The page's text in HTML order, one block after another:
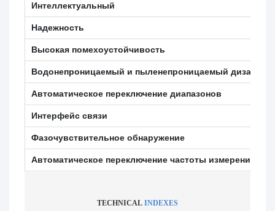
Интеллектуальный
Надежность
Высокая помехоустойчивость
Водонепроницаемый и пыленепроницаемый дизайн
Автоматическое переключение диапазонов
Интерфейс связи
Фазочувствительное обнаружение
Автоматическое переключение частоты измерения
TECHNICAL INDEXES